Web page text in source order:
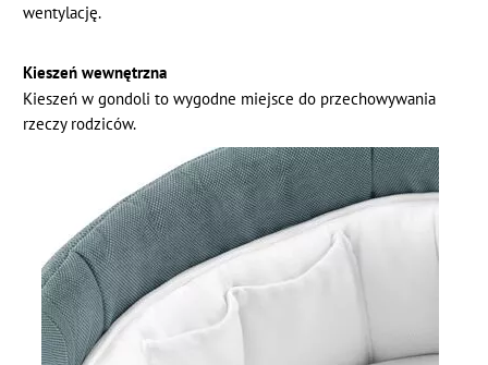
wentylację.
Kieszeń wewnętrzna
Kieszeń w gondoli to wygodne miejsce do przechowywania
rzeczy rodziców.